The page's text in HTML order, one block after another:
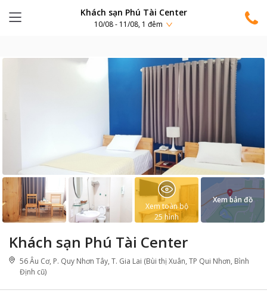
Khách sạn Phú Tài Center
10/08 - 11/08, 1 đêm
Khách sạn Phú Tài Center
56 Âu Cơ, P. Quy Nhơn Tây, T. Gia Lai (Bùi thị Xuân, TP Qui Nhơn, Bình
Định cũ)
Xem toàn bộ
25 hình
Xem bản đồ